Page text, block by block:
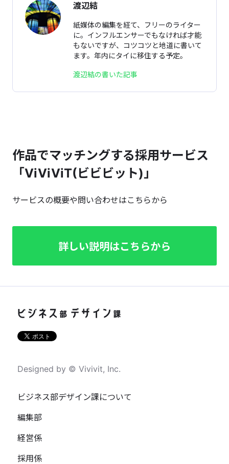
渡辺結
紙媒体の編集を経て、フリーのライター
に。インフルエンサーでもなければ才能
もないですが、コツコツと地道に書いて
ます。年内にタイに移住する予定。
渡辺結の書いた記事
作品でマッチングする採用サービス
「ViViViT(ビビビット)」
サービスの概要や問い合わせはこちらから
詳しい説明はこちらから
Designed by © Vivivit, Inc.
ビジネス部デザイン課について
編集部
経営係
採用係